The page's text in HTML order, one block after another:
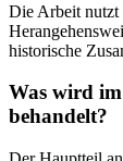
Die Arbeit nutzt
historische
Was wird
behandelt?